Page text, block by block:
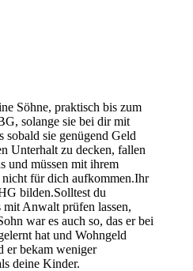
Söhne, praktisch bis zum
solange sie bei dir mit
sie genügend Geld
Unterhalt zu decken, fallen
und müssen mit ihrem
für dich aufkommen.Ihr
bilden.Solltest du
Anwalt prüfen lassen,
war es auch so, das er bei
hat und Wohngeld
er bekam weniger
deine Kinder.